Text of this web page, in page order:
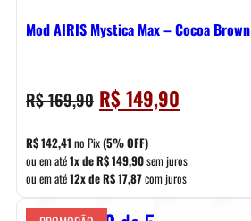
Mod AIRIS Mystica Max – Cocoa Brown
R$169,90 O
preço
original
era:
R$ 169,90.
R$149,90
preço
é:
R$ 149,90.
R$142,41 no Pix(5% OFF)
ou em até1x deR$149,90sem juros
ou em até12x deR$17,87com juros